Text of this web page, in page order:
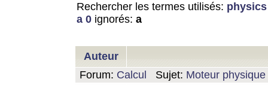
Rechercher les termes utilisés: physics
a 0 ignorés: a
Auteur
Forum: Calcul Sujet: Moteur